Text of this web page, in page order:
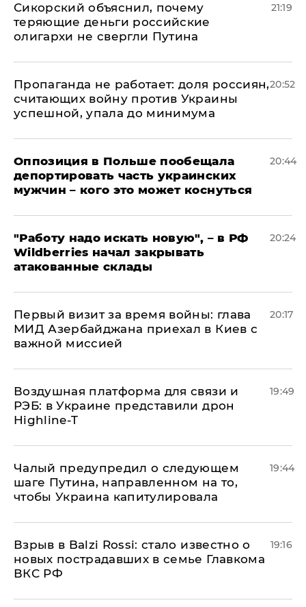
Сикорский объяснил, почему
теряющие деньги российские
олигархи не свергли Путина
21:19
​Пропаганда не работает: доля россиян,
считающих войну против Украины
успешной, упала до минимума
20:52
Оппозиция в Польше пообещала
депортировать часть украинских
мужчин – кого это может коснуться
20:44
"Работу надо искать новую", – в РФ
Wildberries начал закрывать
атакованные склады
20:24
Первый визит за время войны: глава
МИД Азербайджана приехал в Киев с
важной миссией
20:17
Воздушная платформа для связи и
РЭБ: в Украине представили дрон
Highline-T
19:49
Чалый предупредил о следующем
шаге Путина, направленном на то,
чтобы Украина капитулировала
19:44
Взрыв в Balzi Rossi: стало известно о
новых пострадавших в семье Главкома
ВКС РФ
19:16